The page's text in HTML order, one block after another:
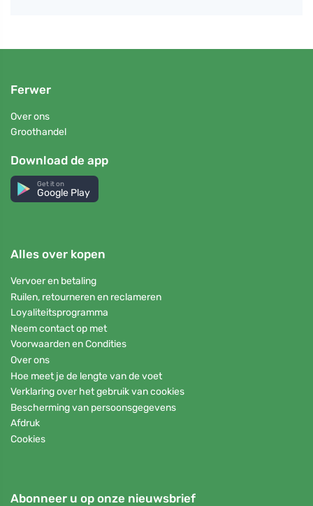
Ferwer
Over ons
Groothandel
Download de app
Get it on
Google Play
Alles over kopen
Vervoer en betaling
Ruilen, retourneren en reclameren
Loyaliteitsprogramma
Neem contact op met
Voorwaarden en Condities
Over ons
Hoe meet je de lengte van de voet
Verklaring over het gebruik van cookies
Bescherming van persoonsgegevens
Afdruk
Cookies
Abonneer u op onze nieuwsbrief